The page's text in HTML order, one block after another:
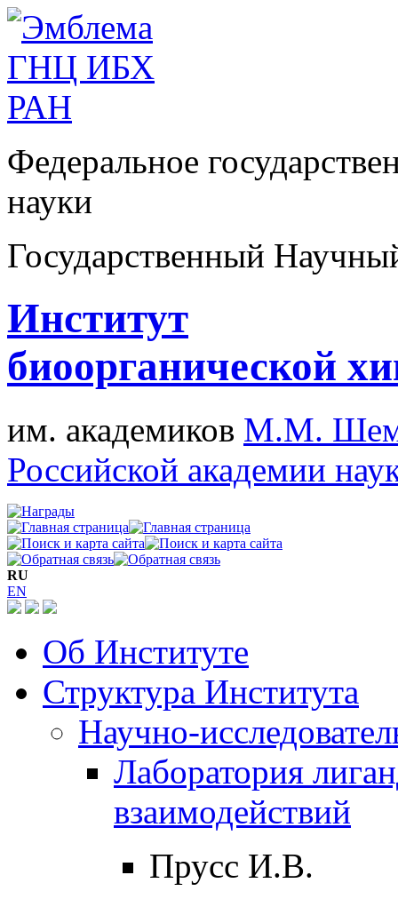
Федеральное
науки
Государственный
Институт
биоорганической
им. академиков М.М.
Российской академии
RU
EN
Об Институте
Структура Института
Научно-
Лаборатория
взаимодействий
Прусс И.В.